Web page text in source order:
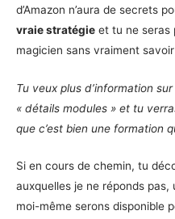
d’Amazon n’aura de secrets
vraie stratégie et tu ne seras
magicien sans vraiment
Tu veux plus d’information
« détails modules » et tu
que c’est bien une formation
Si en cours de chemin, tu
auxquelles je ne réponds
moi-même serons disponible